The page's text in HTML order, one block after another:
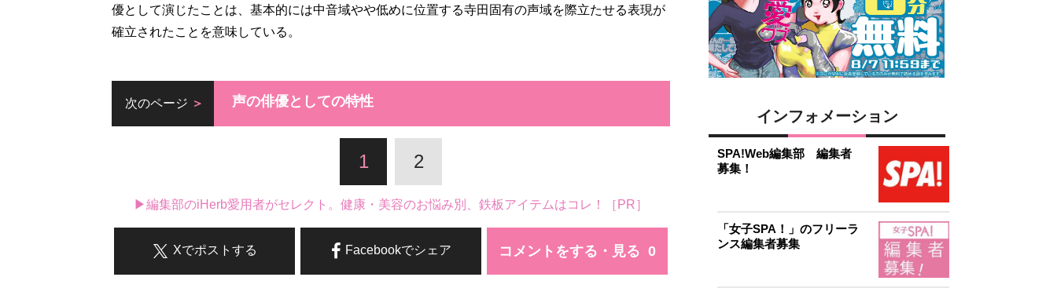
優として演じたことは、基本的には中音域やや低めに位置する寺田固有の声域を際立たせる表現が
確立されたことを意味している。
次のページ 声の俳優としての特性
1 2
▶編集部のiHerb愛用者がセレクト。健康・美容のお悩み別、鉄板アイテムはコレ！［PR］
コメントをする・見る
Facebookでシェア
Xでポストする
インフォメーション
SPA!Web編集部 編集者
募集！
「女子SPA！」のフリーラ
ンス編集者募集